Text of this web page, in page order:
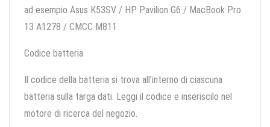
ad esempio Asus K53SV / HP Pavilion G6 / MacBook Pro
13 A1278 / CMCC M811
Codice batteria
Il codice della batteria si trova all'interno di ciascuna
batteria sulla targa dati. Leggi il codice e inseriscilo nel
motore di ricerca del negozio.